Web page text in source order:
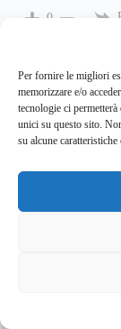
Per fornire le migliori
memorizzare e/o
tecnologie ci
unici su questo sito.
su alcune
0